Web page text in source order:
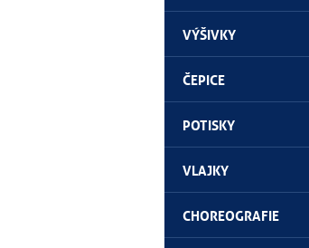
VÝŠIVKY
ČEPICE
POTISKY
VLAJKY
CHOREOGRAFIE